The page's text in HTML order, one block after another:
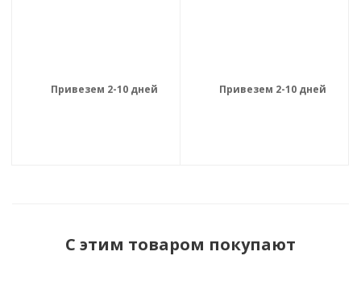
Привезем 2-10 дней Привезем 2-10 дней
С этим товаром покупают